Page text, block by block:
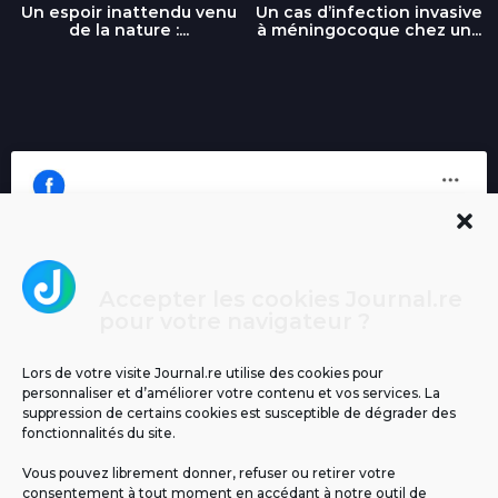
Lors de votre visite Journal.re utilise des cookies pour
personnaliser et d’améliorer votre contenu et vos services. La
suppression de certains cookies est susceptible de dégrader des
fonctionnalités du site.
Vous pouvez librement donner, refuser ou retirer votre
consentement à tout moment en accédant à notre outil de
Un espoir inattendu venu
de la nature :...
Un cas d’infection invasive
à méningocoque chez un...